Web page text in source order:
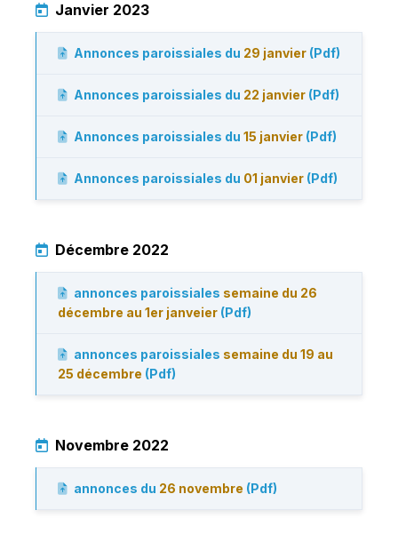
Janvier 2023
Annonces paroissiales du 29 janvier (Pdf)
Annonces paroissiales du 22 janvier (Pdf)
Annonces paroissiales du 15 janvier (Pdf)
Annonces paroissiales du 01 janvier (Pdf)
Décembre 2022
annonces paroissiales semaine du 26
décembre au 1er janveier (Pdf)
annonces paroissiales semaine du 19 au
25 décembre (Pdf)
Novembre 2022
annonces du 26 novembre (Pdf)